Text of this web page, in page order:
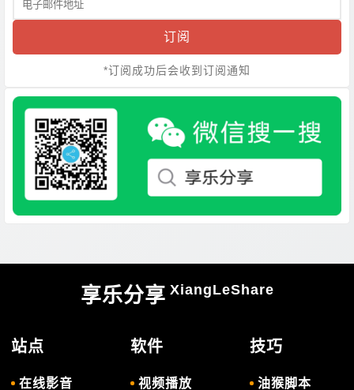
订阅
*订阅成功后会收到订阅通知
享乐分享 XiangLeShare
站点
在线影音
软件
视频播放
技巧
油猴脚本